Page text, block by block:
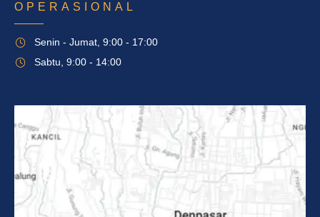
OPERASIONAL
Senin - Jumat, 9:00 - 17:00
Sabtu, 9:00 - 14:00